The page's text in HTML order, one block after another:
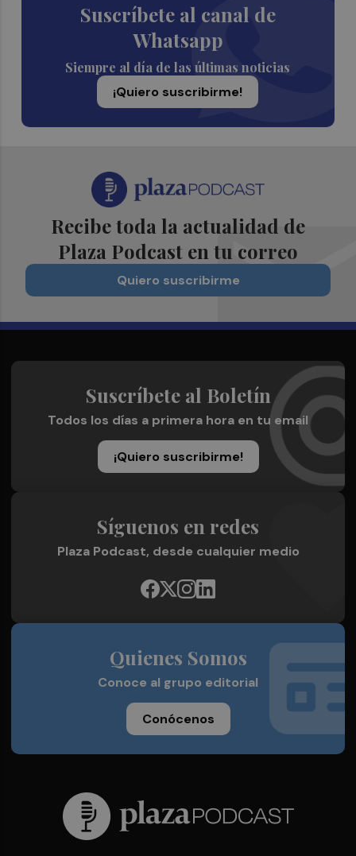
Suscríbete al canal de
Whatsapp
Siempre al día de las últimas noticias
¡Quiero suscribirme!
Recibe toda la actualidad de
Plaza Podcast en tu correo
Quiero suscribirme
Suscríbete al Boletín
Todos los días a primera hora en tu email
¡Quiero suscribirme!
Síguenos en redes
Plaza Podcast, desde cualquier medio
Quienes Somos
Conoce al grupo editorial
Conócenos